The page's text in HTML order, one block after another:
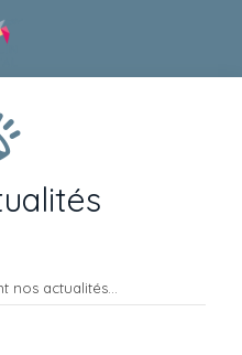
nos actualités...